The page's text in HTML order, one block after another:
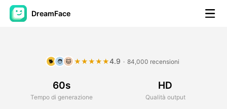
DreamFace
Video di Avatar
Video di AI
🐕 🧑 🐱 ★★★★★4.9 · 84,000 recensioni
60s
Tempo di generazione
HD
Qualità output